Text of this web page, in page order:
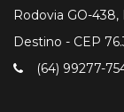
Rodovia GO-
Destino - CEP
(64) 99277-